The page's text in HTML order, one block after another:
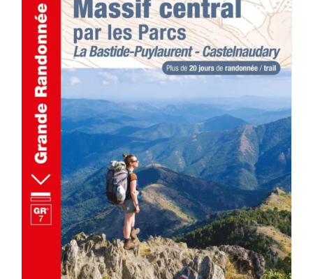
AJOUTER AU PANIER / DÉTAILS